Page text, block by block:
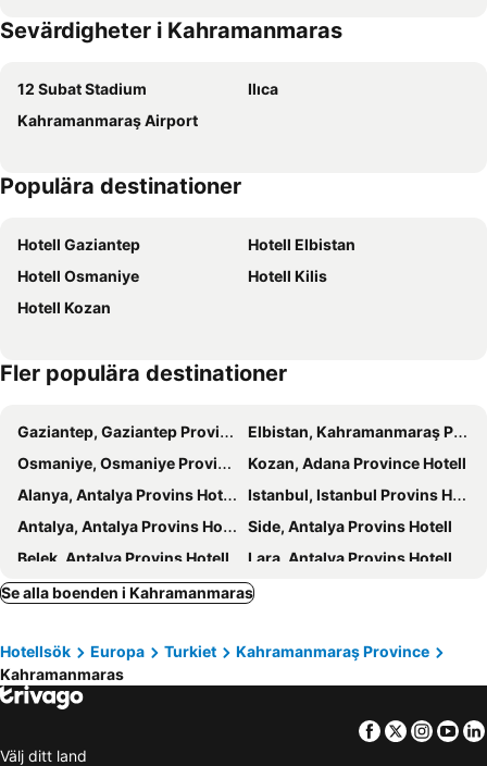
Sevärdigheter i Kahramanmaras
12 Subat Stadium
Ilıca
Kahramanmaraş Airport
Populära destinationer
Hotell Gaziantep
Hotell Elbistan
Hotell Osmaniye
Hotell Kilis
Hotell Kozan
Fler populära destinationer
Gaziantep, Gaziantep Provins Hotell
Elbistan, Kahramanmaraş Province Hotell
Osmaniye, Osmaniye Province Hotell
Kozan, Adana Province Hotell
Alanya, Antalya Provins Hotell
Istanbul, Istanbul Provins Hotell
Antalya, Antalya Provins Hotell
Side, Antalya Provins Hotell
Belek, Antalya Provins Hotell
Lara, Antalya Provins Hotell
Avsallar, Antalya Provins Hotell
Manavgat, Antalya Provins Hotell
Se alla boenden i Kahramanmaras
Hotellsök Europa Turkiet
Kahramanmaraş Province
Kahramanmaras
Facebook
Twitter
Välj ditt land